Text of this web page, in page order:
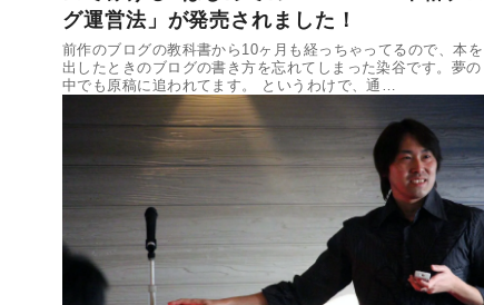
グ運営法」が発売されました！
前作のブログの教科書から10ヶ月も経っちゃってるので、本を
出したときのブログの書き方を忘れてしまった染谷です。夢の
中でも原稿に追われてます。 というわけで、通…